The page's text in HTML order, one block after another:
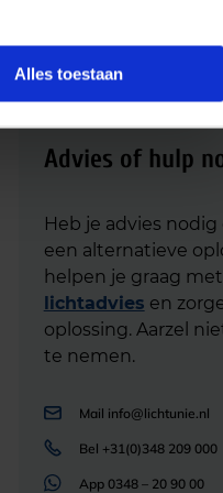
Alles toestaan
Advies of hulp
Heb je advies
een alternatieve
helpen je graag
lichtadvies en
oplossing. Aarzel
te nemen.
Mail info@lichtunie.nl
Bel +31(0)348 209 000
App 0348 – 20 90 00